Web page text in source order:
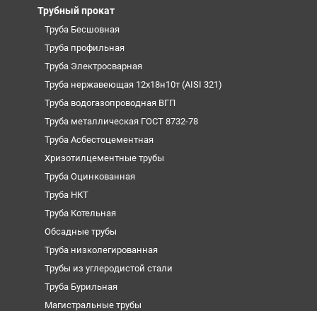
Трубный прокат
Труба Бесшовная
Труба профильная
Труба Электросварная
Труба нержавеющая 12х18н10т (AISI 321)
Труба водогазопроводная ВГП
Труба металлическая ГОСТ 8732-78
Труба Асбестоцементная
Хризотилцементные трубы
Труба Оцинкованная
Труба НКТ
Труба Котельная
Обсадные трубы
Труба низколегированная
Трубы из углеродистой стали
Труба Бурильная
Магистральные трубы